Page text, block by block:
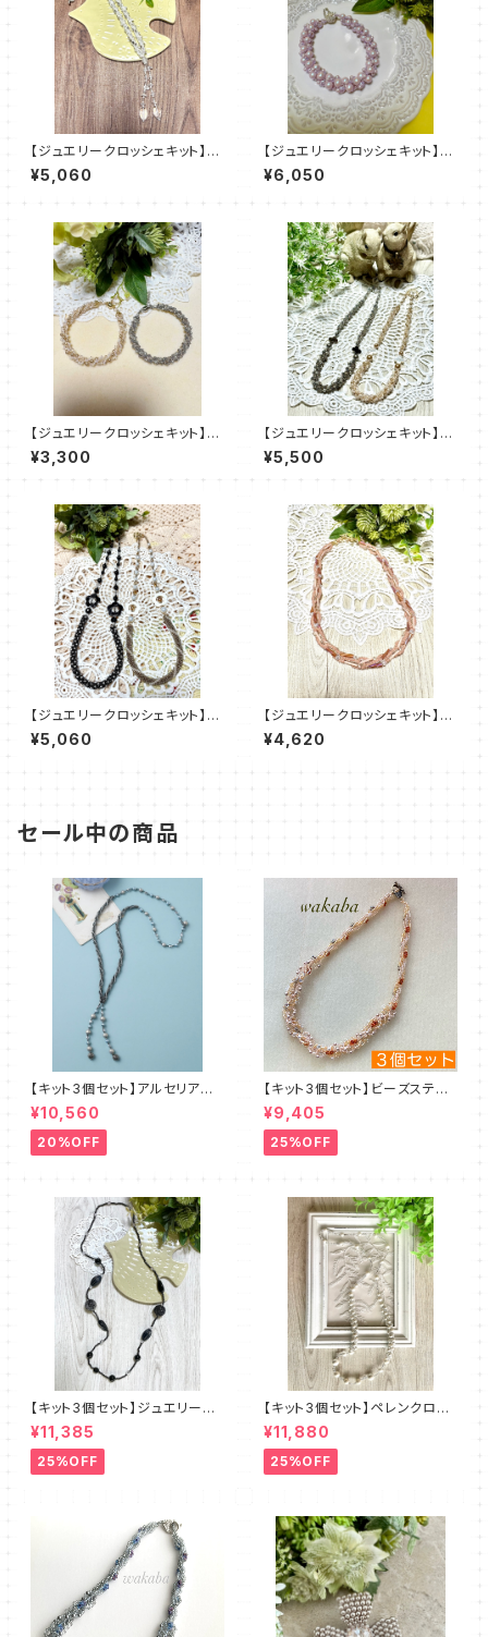
【ジュエリークロッシェキット】《s
wing 》白 ぺレンクロッシェ am
u＋塩川千映子
¥5,060
【ジュエリークロッシェキット】
《エクラ》パールピンク・ブルーペ
レンクロッシェ amu＋塩川千映
¥6,050
【ジュエリークロッシェキット】《E
nne》ブレスレット 全2色 amu
＋塩川千映子
¥3,300
【ジュエリークロッシェキット】《E
nne》ネックレス 全2色 amu＋
塩川千映子
¥5,500
【ジュエリークロッシェキット】《i
hana 》チューブクロッシェ amu
＋塩川千映子
¥5,060
【ジュエリークロッシェキット】
《HARUIRO》ネックレス 全3色
amu＋塩川千映子
¥4,620
セール中の商品
【キット3個セット】アルセリア
新川智未
¥10,560
20%OFF
【キット3個セット】ビーズステッ
チキット・エクルー デザイン：
清水理子
¥9,405
25%OFF
【キット3個セット】ジュエリーク
ロッシェロングネックレス《ルン
ト》クロ amu＋塩川千映子 a
mu
¥11,385
25%OFF
【キット3個セット】ペレンクロッ
シェ《ペルルロング》全2色 amu
＋塩川千映子
¥11,880
25%OFF